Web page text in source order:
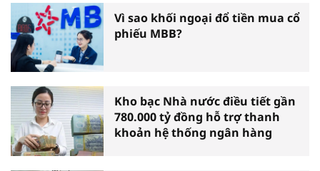
Vì sao khối ngoại đổ tiền mua cổ
phiếu MBB?
Kho bạc Nhà nước điều tiết gần
780.000 tỷ đồng hỗ trợ thanh
khoản hệ thống ngân hàng